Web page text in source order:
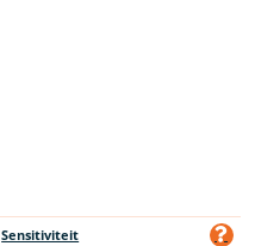
Sensitiviteit